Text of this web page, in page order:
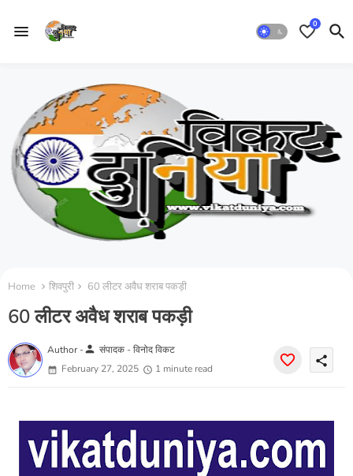
0
Home शिवपुरी 60 लीटर अवैध शराब पकड़ी
60 लीटर अवैध शराब पकड़ी
Author -person संपादक - विनोद विकट
February 27, 2025
1 minute read
share